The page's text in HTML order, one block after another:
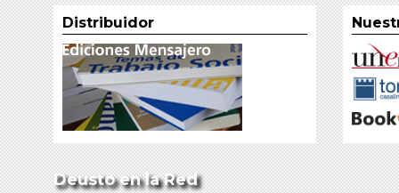
Distribuidor
Deusto en la Red